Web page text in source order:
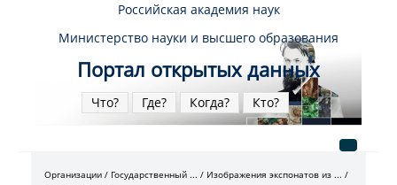
Российская академия наук
Министерство науки и высшего образования
Портал открытых данных
Что? Где? Когда? Кто?
Организации Государственный ...
Изображения экспонатов из ...